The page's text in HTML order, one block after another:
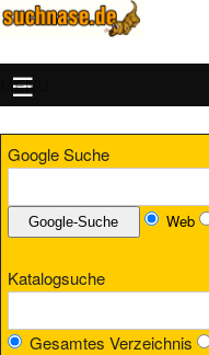
MENU
Google Suche
Web
Katalogsuche
Gesamtes Verzeichnis